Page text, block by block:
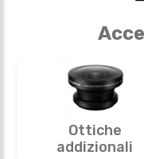
Ottiche
addizionali